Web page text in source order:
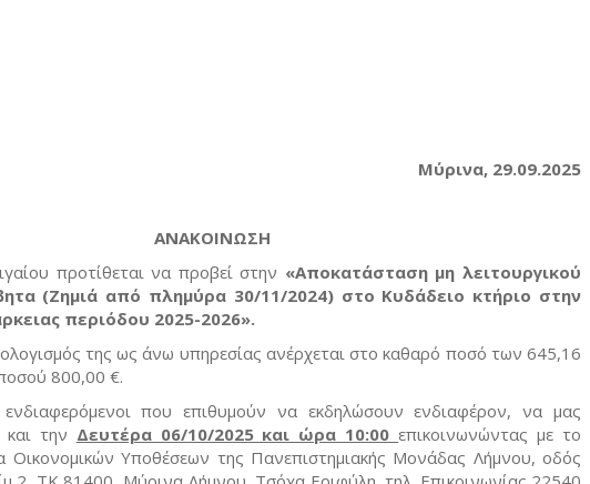
Μύρινα, 29.09.2025
ΑΝΑΚΟΙΝΩΣΗ
προτίθεται να προβεί στην «Αποκατάσταση μη λειτουργικού
(Ζημιά από πλημύρα 30/11/2024) στο Κυδάδειο κτήριο στην
περιόδου 2025-2026».
της ως άνω υπηρεσίας ανέρχεται στο καθαρό ποσό των 645,16
800,00 €.
που επιθυμούν να εκδηλώσουν ενδιαφέρον, να μας
και την Δευτέρα 06/10/2025 και ώρα 10:00επικοινωνώντας με το
Οικονομικών Υποθέσεων της Πανεπιστημιακής Μονάδας Λήμνου, οδός